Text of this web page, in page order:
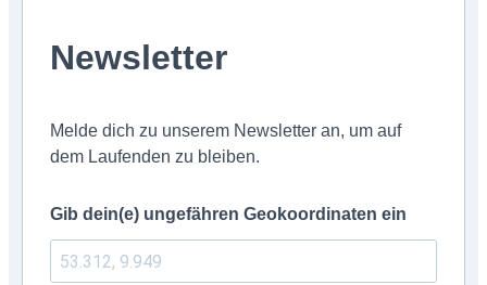
Newsletter
Melde dich zu unserem Newsletter an, um auf
dem Laufenden zu bleiben.
Gib dein(e) ungefähren Geokoordinaten ein